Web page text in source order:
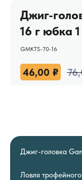
Джиг-
16 г юбка
GMKTS-70-16
46,00 ₽
Джиг-головка
Ловля